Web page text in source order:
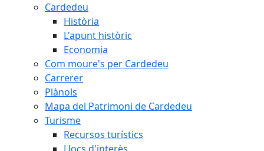
Cardedeu
Història
L'apunt històric
Economia
Com moure's per Cardedeu
Carrerer
Plànols
Mapa del Patrimoni de Cardedeu
Turisme
Recursos turístics